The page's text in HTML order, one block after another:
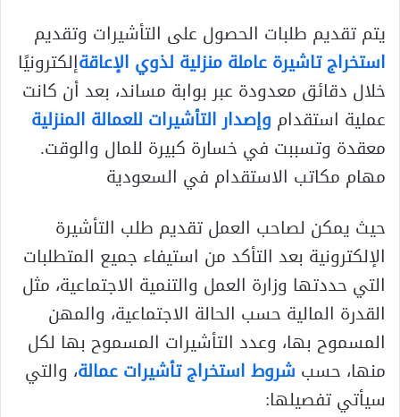
يتم تقديم طلبات الحصول على التأشيرات وتقديم
استخراج تاشيرة عاملة منزلية لذوي الإعاقةإلكترونيًا
خلال دقائق معدودة عبر بوابة مساند، بعد أن كانت
عملية استقدام وإصدار التأشيرات للعمالة المنزلية
معقدة وتسببت في خسارة كبيرة للمال والوقت.
مهام مكاتب الاستقدام في السعودية
حيث يمكن لصاحب العمل تقديم طلب التأشيرة
الإلكترونية بعد التأكد من استيفاء جميع المتطلبات
التي حددتها وزارة العمل والتنمية الاجتماعية، مثل
القدرة المالية حسب الحالة الاجتماعية، والمهن
المسموح بها، وعدد التأشيرات المسموح بها لكل
منها، حسب شروط استخراج تأشيرات عمالة، والتي
سيأتي تفصيلها: